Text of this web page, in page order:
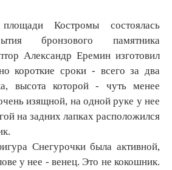
Костромы состоялась
бронзового памятника
Александр Еремин изготовил
короткие сроки - всего за два
высота которой - чуть менее
изящной, на одной руке у нее
на задних лапках расположился
Снегурочки была активной,
у нее - венец. Это не кокошник.